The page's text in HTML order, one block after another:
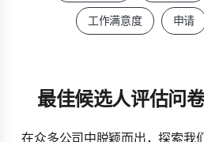
工作满意度 申请
最佳候选人评估问
在众多公司中脱颖而出，探索我